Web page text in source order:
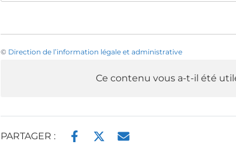
© Direction de l’information légale et administrative
Ce contenu vous a-t-il été
PARTAGER :